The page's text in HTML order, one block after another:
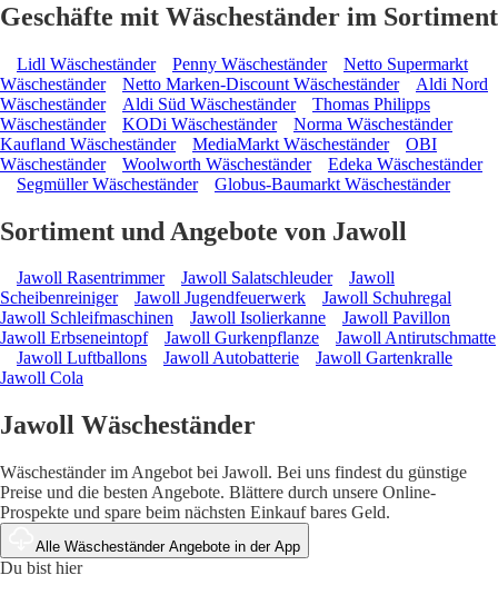
Geschäfte mit Wäscheständer im Sortiment
Lidl Wäscheständer Penny Wäscheständer
Netto Supermarkt
Wäscheständer
Netto Marken-Discount Wäscheständer
Aldi Nord
Wäscheständer
Aldi Süd Wäscheständer
Thomas Philipps
Wäscheständer
KODi Wäscheständer
Norma Wäscheständer
Kaufland Wäscheständer
MediaMarkt Wäscheständer
OBI
Wäscheständer
Woolworth Wäscheständer
Edeka Wäscheständer
Segmüller Wäscheständer
Globus-Baumarkt Wäscheständer
Sortiment und Angebote von Jawoll
Jawoll Rasentrimmer Jawoll Salatschleuder
Jawoll
Scheibenreiniger
Jawoll Jugendfeuerwerk
Jawoll Schuhregal
Jawoll Schleifmaschinen
Jawoll Isolierkanne
Jawoll Pavillon
Jawoll Erbseneintopf
Jawoll Gurkenpflanze
Jawoll Antirutschmatte
Jawoll Luftballons
Jawoll Autobatterie
Jawoll Gartenkralle
Jawoll Cola
Jawoll Wäscheständer
Wäscheständer im Angebot bei Jawoll. Bei uns findest du günstige
Preise und die besten Angebote. Blättere durch unsere Online-
Prospekte und spare beim nächsten Einkauf bares Geld.
Alle Wäscheständer Angebote in der App
Du bist hier